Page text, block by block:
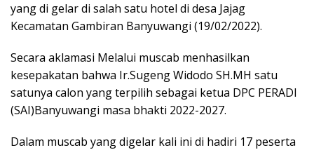
yang di gelar di salah satu hotel di desa Jajag
Kecamatan Gambiran Banyuwangi (19/02/2022).
Secara aklamasi Melalui muscab menhasilkan
kesepakatan bahwa Ir.Sugeng Widodo SH.MH satu
satunya calon yang terpilih sebagai ketua DPC PERADI
(SAI)Banyuwangi masa bhakti 2022-2027.
Dalam muscab yang digelar kali ini di hadiri 17 peserta